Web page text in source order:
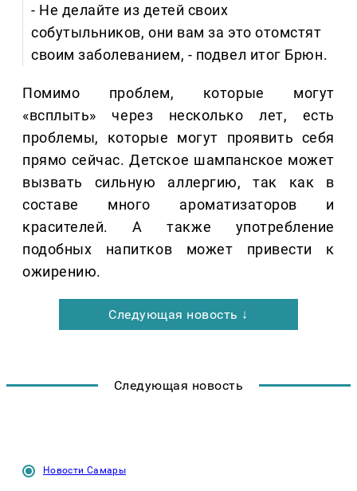
- Не делайте из детей своих
собутыльников, они вам за это отомстят
своим заболеванием, - подвел итог Брюн.
Помимо проблем, которые могут
«всплыть» через несколько лет, есть
проблемы, которые могут проявить себя
прямо сейчас. Детское шампанское может
вызвать сильную аллергию, так как в
составе много ароматизаторов и
красителей. А также употребление
подобных напитков может привести к
ожирению.
Следующая новость ↓
Следующая новость
Новости Самары